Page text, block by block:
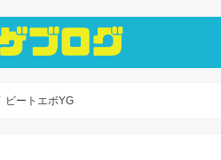
ビートエボYG